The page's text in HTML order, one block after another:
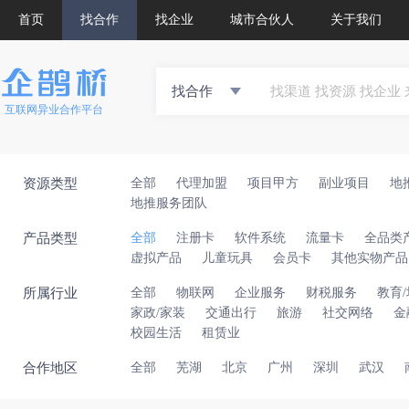
首页 找合作 找企业 城市合伙人 关于我们
互联网异业合作平台
找合作
资源类型 全部 代理加盟 项目甲方 副业项目
地
地推服务团队
产品类型 全部 注册卡 软件系统 流量卡
全品类
虚拟产品
儿童玩具 会员卡 其他实物产品
所属行业 全部 物联网 企业服务 财税服务
教育/
家政/家装
交通出行 旅游 社交网络
金
校园生活
租赁业
合作地区 全部 芜湖 北京 广州 深圳 武汉